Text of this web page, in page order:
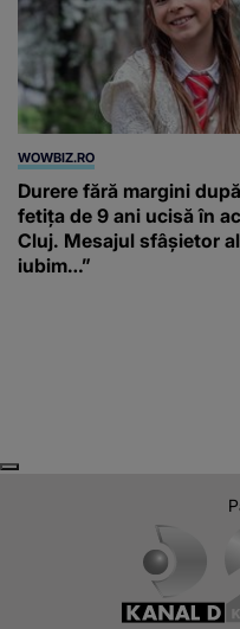
WOWBIZ.RO
Durere fără margini
fetița de 9 ani ucisă în
Cluj. Mesajul sfâșietor al
iubim…”